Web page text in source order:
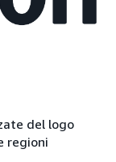
del logo
regioni